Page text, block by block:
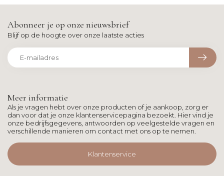
Meer informatie
Als je vragen hebt over onze producten of je aankoop, zorg er
dan voor dat je onze klantenservicepagina bezoekt. Hier vind je
onze bedrijfsgegevens, antwoorden op veelgestelde vragen en
verschillende manieren om contact met ons op te nemen.
Klantenservice
Abonneer je op onze nieuwsbrief
Blijf op de hoogte over onze laatste acties